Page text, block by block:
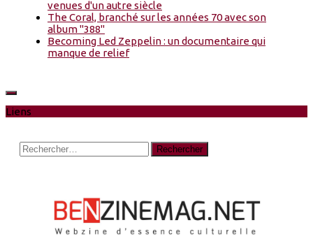
venues d'un autre siècle
The Coral, branché sur les années 70 avec son
album "388"
Becoming Led Zeppelin : un documentaire qui
manque de relief
Liens
Rechercher :